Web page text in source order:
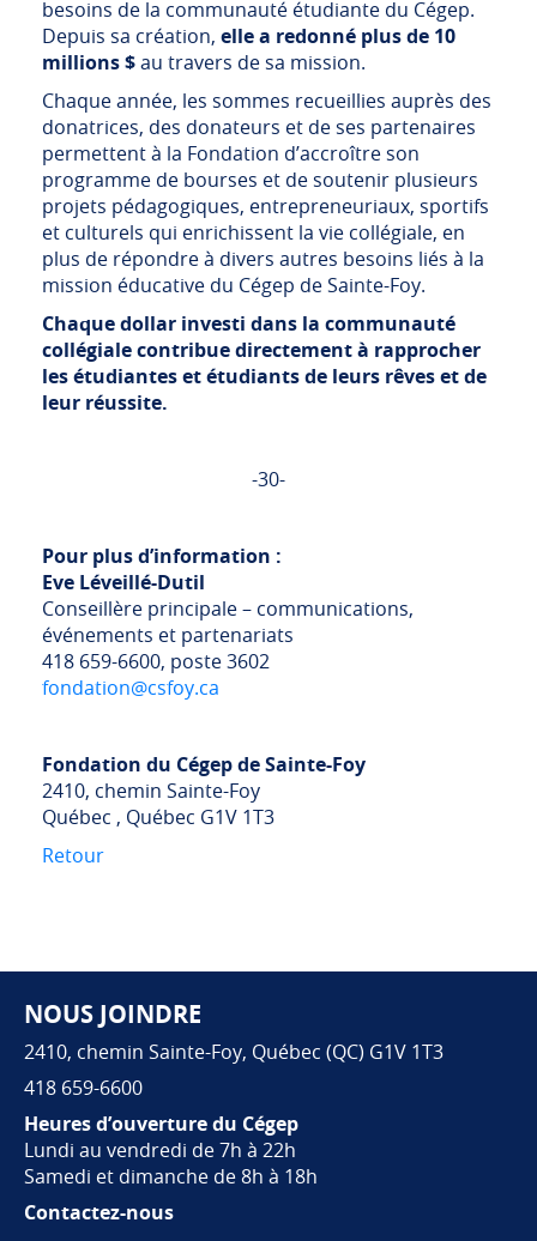
besoins de la communauté étudiante du Cégep.
Depuis sa création, elle a redonné plus de 10
millions $au travers de sa mission.
Chaque année, les sommes recueillies auprès des
donatrices, des donateurs et de ses partenaires
permettent à la Fondation d’accroître son
programme de bourses et de soutenir plusieurs
projets pédagogiques, entrepreneuriaux, sportifs
et culturels qui enrichissent la vie collégiale, en
plus de répondre à divers autres besoins liés à la
mission éducative du Cégep de Sainte-Foy.
Chaque dollar investi dans la communauté
collégiale contribue directement à rapprocher
les étudiantes et étudiants de leurs rêves et de
leur réussite.
-30-
Pour plus d’information :
Eve Léveillé-Dutil
Conseillère principale – communications,
événements et partenariats
418 659-6600, poste 3602
fondation@csfoy.ca
Fondation du Cégep de Sainte-Foy
2410, chemin Sainte-Foy
Québec , Québec G1V 1T3
Retour
Pied de page
NOUS JOINDRE
2410, chemin Sainte-Foy, Québec (QC) G1V 1T3
418 659-6600
Heures d’ouverture du Cégep
Lundi au vendredi de 7h à 22h
Samedi et dimanche de 8h à 18h
Contactez-nous